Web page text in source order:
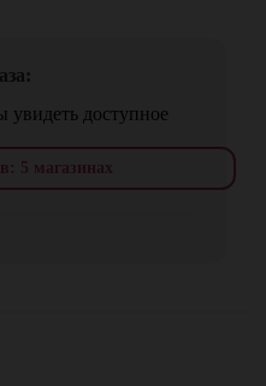
увидеть доступное
5 магазинах